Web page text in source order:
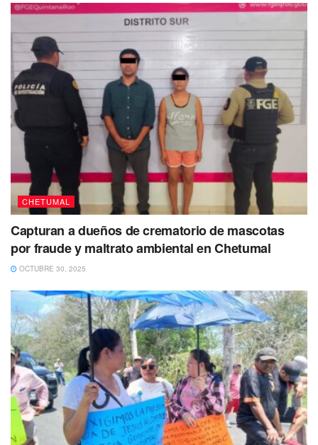
CHETUMAL
Capturan a dueños de crematorio de mascotas
por fraude y maltrato ambiental en Chetumal
OCTUBRE 30, 2025